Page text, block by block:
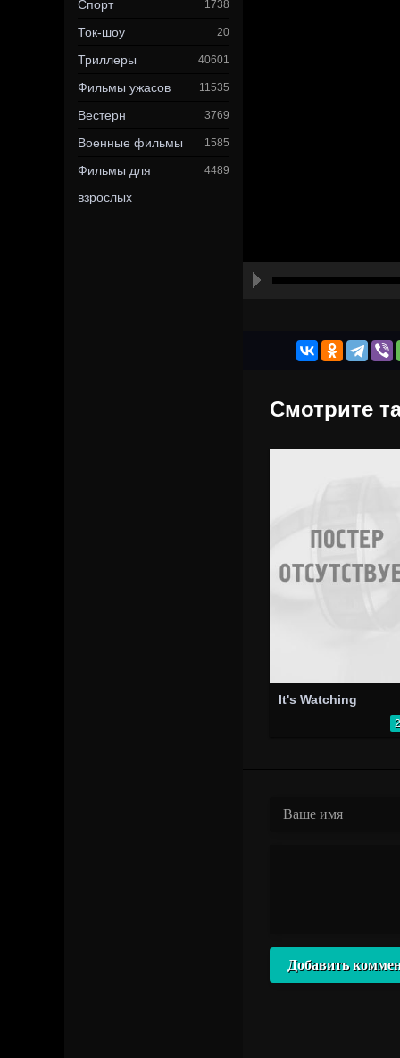
Спорт 1738
Ток-шоу 20
Триллеры 40601
Фильмы ужасов 11535
Вестерн 3769
Военные фильмы 1585
Фильмы для
взрослых
4489
Смотрите
It's Watching
Добавить